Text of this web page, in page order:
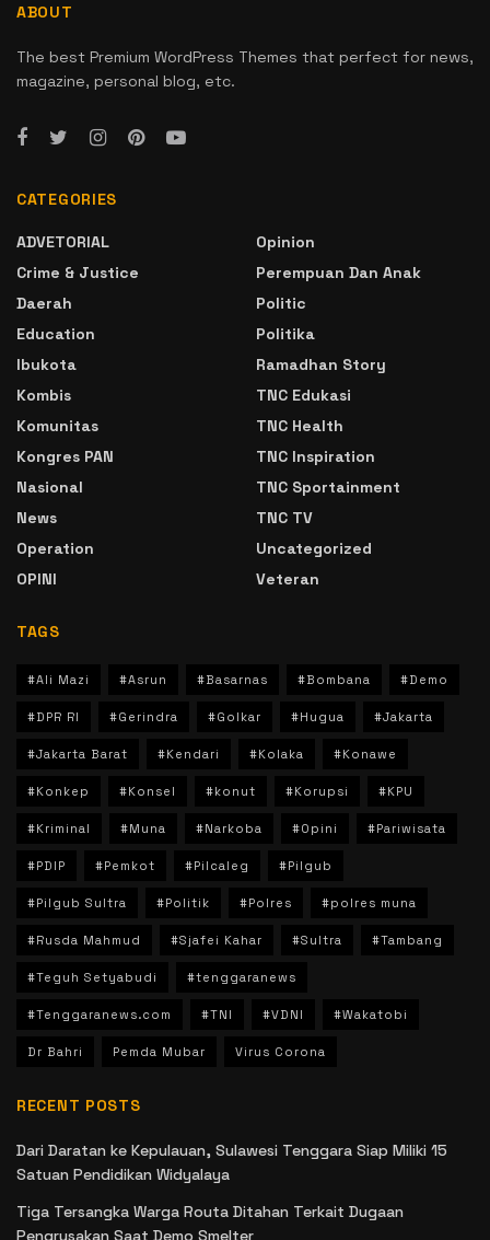
ABOUT
The best Premium WordPress Themes that perfect for news,
magazine, personal blog, etc.
CATEGORIES
ADVETORIAL
Crime & Justice
Daerah
Education
Ibukota
Kombis
Komunitas
Kongres PAN
Nasional
News
Operation
OPINI
Opinion
Perempuan Dan Anak
Politic
Politika
Ramadhan Story
TNC Edukasi
TNC Health
TNC Inspiration
TNC Sportainment
TNC TV
Uncategorized
Veteran
TAGS
#Ali Mazi #Asrun #Basarnas #Bombana #Demo
#DPR RI #Gerindra #Golkar #Hugua #Jakarta
#Jakarta Barat #Kendari #Kolaka #Konawe
#Konkep #Konsel #konut #Korupsi #KPU
#Kriminal #Muna #Narkoba #Opini #Pariwisata
#PDIP #Pemkot #Pilcaleg #Pilgub
#Pilgub Sultra #Politik #Polres #polres muna
#Rusda Mahmud #Sjafei Kahar #Sultra #Tambang
#Teguh Setyabudi #tenggaranews
#Tenggaranews.com #TNI #VDNI #Wakatobi
Dr Bahri Pemda Mubar Virus Corona
RECENT POSTS
Dari Daratan ke Kepulauan, Sulawesi Tenggara Siap Miliki 15
Satuan Pendidikan Widyalaya
Tiga Tersangka Warga Routa Ditahan Terkait Dugaan
Pengrusakan Saat Demo Smelter